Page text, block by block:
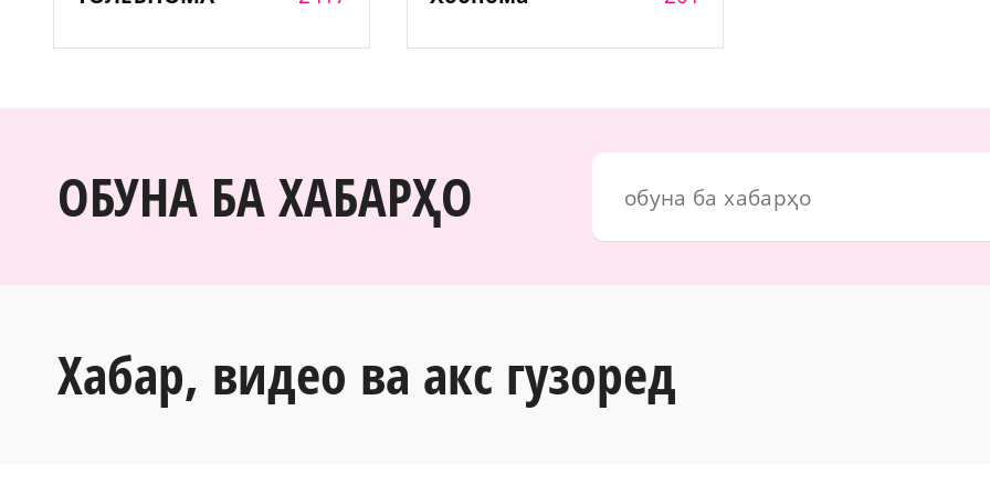
ОБУНА БА ХАБАРҲО
Хабар, видео ва акс гузоред